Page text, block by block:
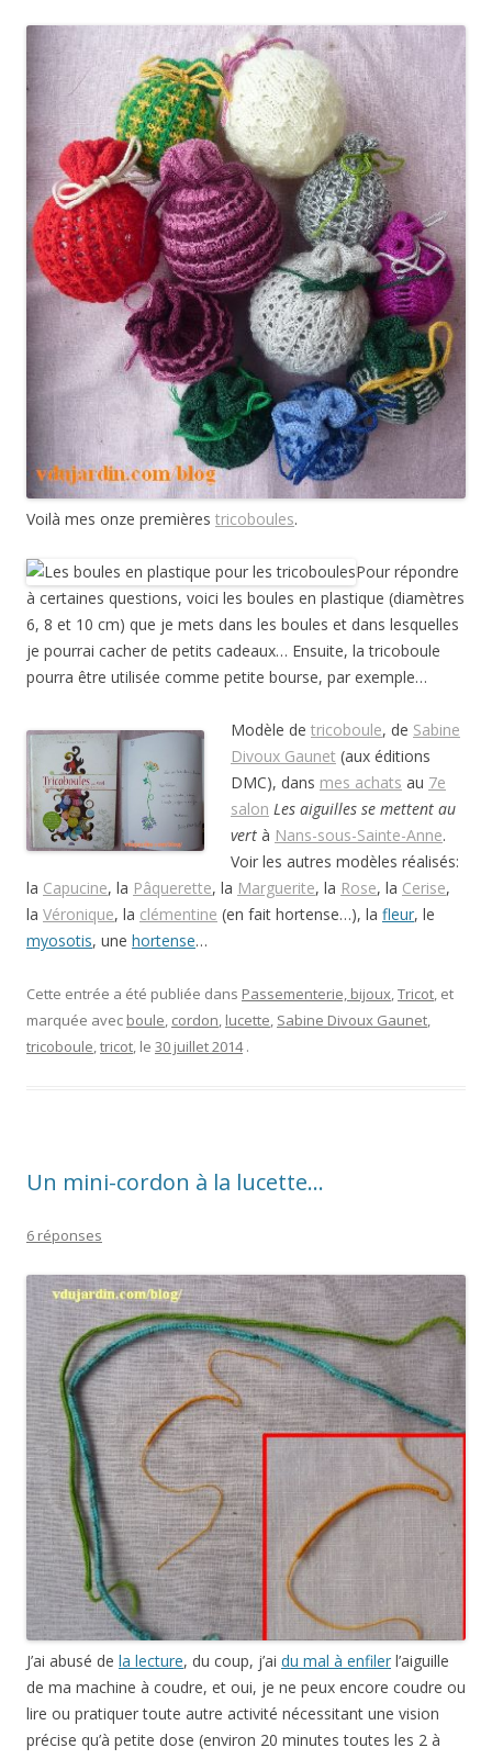
Voilà mes onze premières tricoboules.
Pour répondre
à certaines questions, voici les boules en plastique (diamètres
6, 8 et 10 cm) que je mets dans les boules et dans lesquelles
je pourrai cacher de petits cadeaux… Ensuite, la tricoboule
pourra être utilisée comme petite bourse, par exemple…
Modèle de tricoboule, de Sabine
Divoux Gaunet (aux éditions
DMC), dans mes achats au 7e
salon Les aiguilles se mettent au
vert à Nans-sous-Sainte-Anne.
Voir les autres modèles réalisés:
la Capucine, la Pâquerette, la Marguerite, la Rose, la Cerise,
la Véronique, la clémentine (en fait hortense…), la fleur, le
myosotis, une hortense…
Cette entrée a été publiée dans Passementerie, bijoux,Tricot, et
marquée avec boule, cordon, lucette, Sabine Divoux Gaunet,
tricoboule,tricot, le 30 juillet 2014 .
Un mini-cordon à la lucette…
6 réponses
J’ai abusé de la lecture, du coup, j’ai du mal à enfiler l’aiguille
de ma machine à coudre, et oui, je ne peux encore coudre ou
lire ou pratiquer toute autre activité nécessitant une vision
précise qu’à petite dose (environ 20 minutes toutes les 2 à